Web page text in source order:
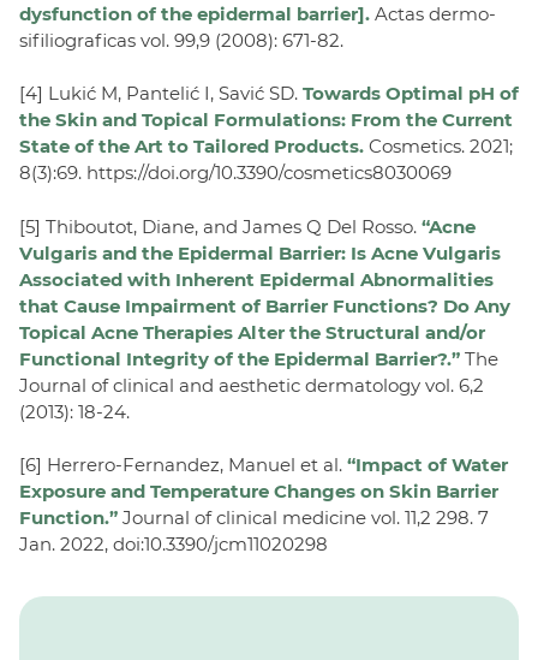
dysfunction of the epidermal barrier]. Actas dermo-
sifiliograficas vol. 99,9 (2008): 671-82.
[4] Lukić M, Pantelić I, Savić SD. Towards Optimal pH of
the Skin and Topical Formulations: From the Current
State of the Art to Tailored Products. Cosmetics. 2021;
8(3):69. https://doi.org/10.3390/cosmetics8030069
[5] Thiboutot, Diane, and James Q Del Rosso. “Acne
Vulgaris and the Epidermal Barrier: Is Acne Vulgaris
Associated with Inherent Epidermal Abnormalities
that Cause Impairment of Barrier Functions? Do Any
Topical Acne Therapies Alter the Structural and/or
Functional Integrity of the Epidermal Barrier?.” The
Journal of clinical and aesthetic dermatology vol. 6,2
(2013): 18-24.
[6] Herrero-Fernandez, Manuel et al. “Impact of Water
Exposure and Temperature Changes on Skin Barrier
Function.” Journal of clinical medicine vol. 11,2 298. 7
Jan. 2022, doi:10.3390/jcm11020298